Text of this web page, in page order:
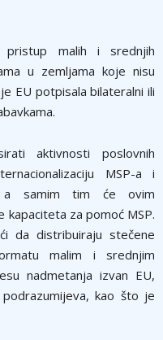
pristup malih i srednjih
u zemlјama koje nisu
EU potpisala bilateralni ili
aktivnosti poslovnih
MSP-a i
a samim tim će ovim
kapaciteta za pomoć MSP.
da distribuiraju stečene
malim i srednjim
nadmetanja izvan EU,
kao što je